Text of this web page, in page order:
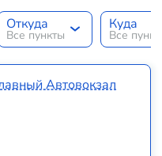
Откуда
Все пункты
Куда
Все
Автовокзал